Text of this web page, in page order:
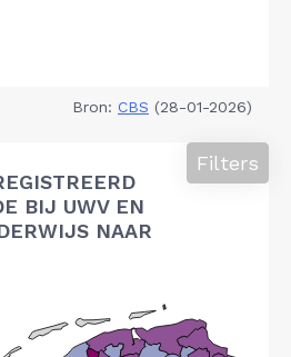
Bron: CBS (28-01-2026)
BIJ UWV EN
NAAR
Filters